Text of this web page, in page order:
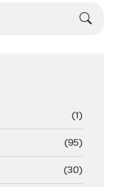
(1)
(95)
(30)